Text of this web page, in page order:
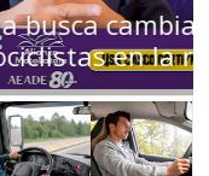
destino de